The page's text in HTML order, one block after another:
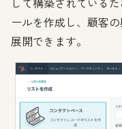
ールを作成し、顧客
展開できます。